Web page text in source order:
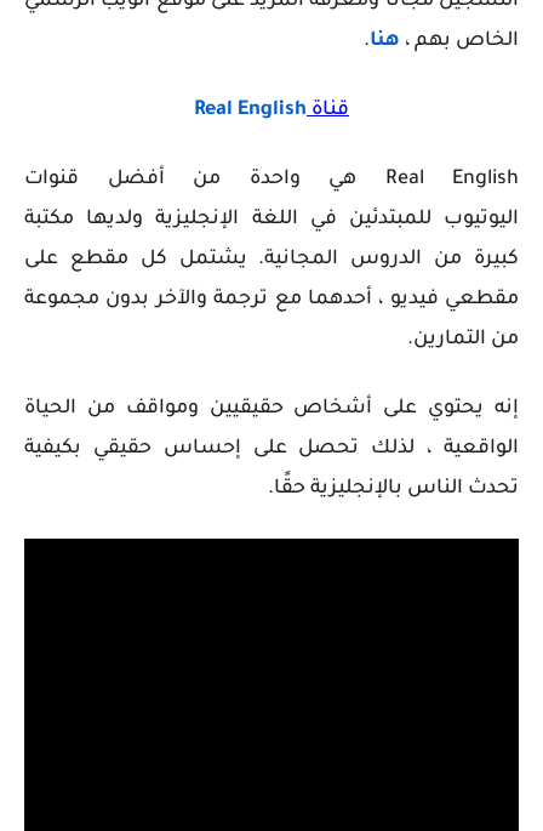
الخاص بهم ، هنا.
قناةReal English
Real English هي واحدة من أفضل قنوات
اليوتيوب للمبتدئين في اللغة الإنجليزية ولديها مكتبة
كبيرة من الدروس المجانية. يشتمل كل مقطع على
مقطعي فيديو ، أحدهما مع ترجمة والآخر بدون مجموعة
من التمارين.
إنه يحتوي على أشخاص حقيقيين ومواقف من الحياة
الواقعية ، لذلك تحصل على إحساس حقيقي بكيفية
تحدث الناس بالإنجليزية حقًا.